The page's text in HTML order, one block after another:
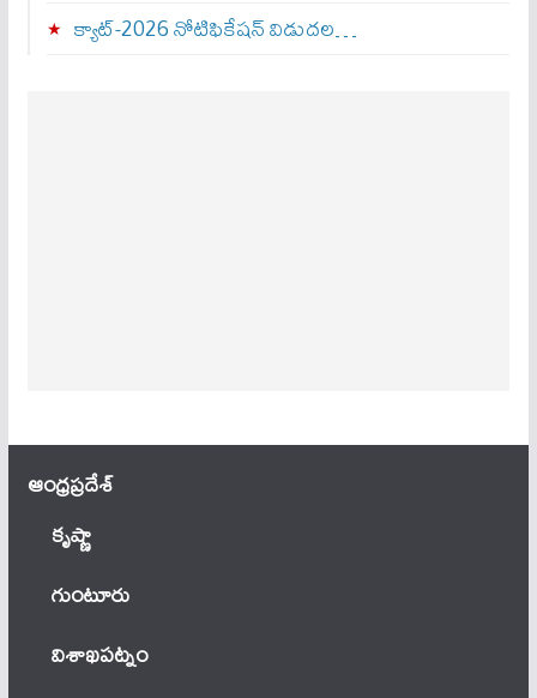
క్యాట్-2026 నోటిఫికేషన్ విడుదల…
ఆంధ్ర‌ప్ర‌దేశ్
కృష్ణా
గుంటూరు
విశాఖపట్నం